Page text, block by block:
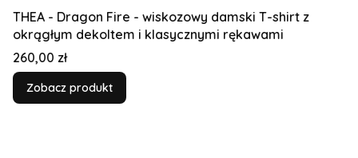
THEA - Dragon Fire - wiskozowy damski T-shirt z
okrągłym dekoltem i klasycznymi rękawami
Cena
260,00 zł
Zobacz produkt